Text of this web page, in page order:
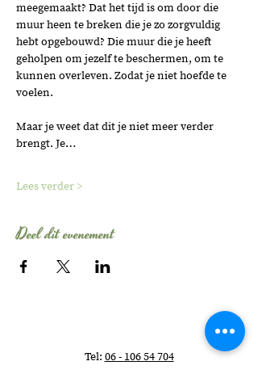
meegemaakt? Dat het tijd is om door die
muur heen te breken die je zo zorgvuldig
hebt opgebouwd? Die muur die je heeft
geholpen om jezelf te beschermen, om te
kunnen overleven. Zodat je niet hoefde te
voelen.
Maar je weet dat dit je niet meer verder
brengt. Je…
Lees verder >
Deel dit evenement
Tel: 06 - 106 54 704